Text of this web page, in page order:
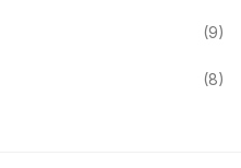
(9)
(8)